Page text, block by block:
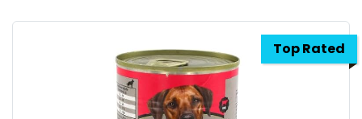
Top Rated